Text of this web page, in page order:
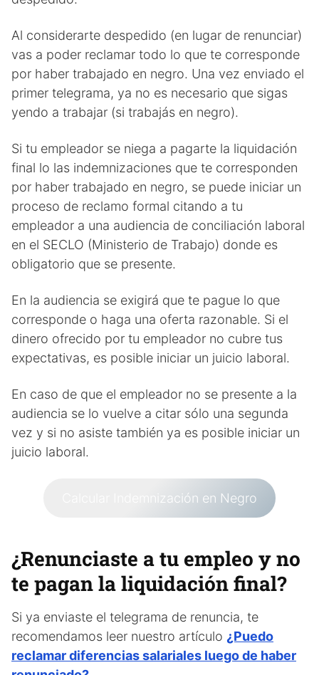
Al considerarte despedido (en lugar de renunciar)
vas a poder reclamar todo lo que te corresponde
por haber trabajado en negro. Una vez enviado el
primer telegrama, ya no es necesario que sigas
yendo a trabajar (si trabajás en negro).
Si tu empleador se niega a pagarte la liquidación
final lo las indemnizaciones que te corresponden
por haber trabajado en negro, se puede iniciar un
proceso de reclamo formal citando a tu
empleador a una audiencia de conciliación laboral
en el SECLO (Ministerio de Trabajo) donde es
obligatorio que se presente.
En la audiencia se exigirá que te pague lo que
corresponde o haga una oferta razonable. Si el
dinero ofrecido por tu empleador no cubre tus
expectativas, es posible iniciar un juicio laboral.
En caso de que el empleador no se presente a la
audiencia se lo vuelve a citar sólo una segunda
vez y si no asiste también ya es posible iniciar un
juicio laboral.
Calcular Indemnización en Negro
¿Renunciaste a tu empleo y no
te pagan la liquidación final?
Si ya enviaste el telegrama de renuncia, te
recomendamos leer nuestro artículo ¿Puedo
reclamar diferencias salariales luego de haber